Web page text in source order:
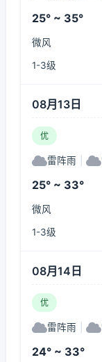
25° ~ 35°
微风
1-3级
08月13日
优
雷阵雨
25° ~ 33°
微风
1-3级
08月14日
优
雷阵雨
24° ~ 33°